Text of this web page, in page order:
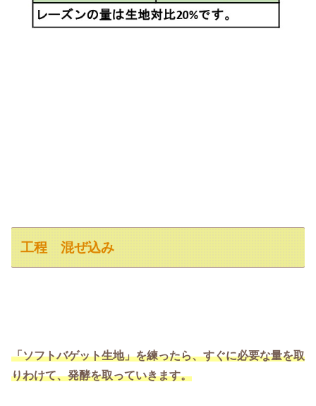
工程 混ぜ込み
「ソフトバゲット生地」を練ったら、すぐに必要な量を取
りわけて、発酵を取っていきます。